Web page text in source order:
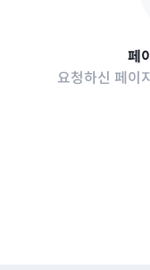
페
요청하신 페이